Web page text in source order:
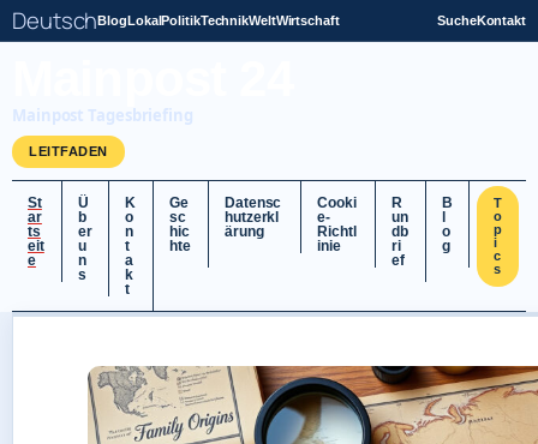
DeutschBlogLokalPolitikTechnikWeltWirtschaft SucheKontakt
Mainpost Tagesbriefing
LEITFADEN
St
ar
ts
eit
e
Ü
b
er
u
n
s
K
o
n
t
a
k
t
Ge
sc
hic
hte
Datensc
hutzerkl
ärung
Cooki
e-
Richtl
inie
R
un
db
ri
ef
B
o
g
T
o
p
i
c
s